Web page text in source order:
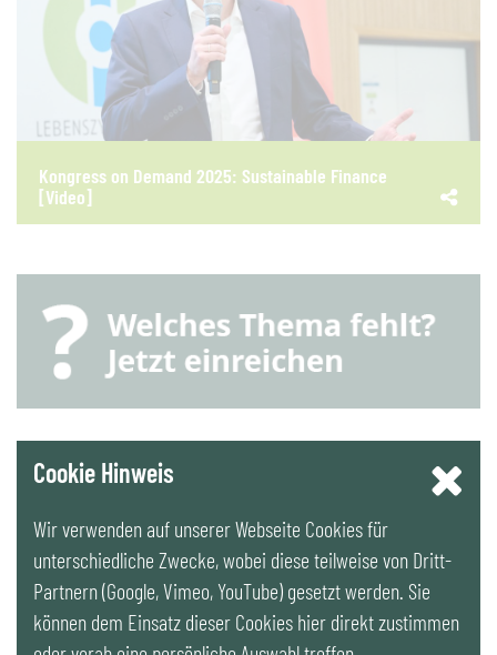
Kongress on Demand 2025: Sustainable Finance
[Video]
YouTube
LinkedIn
Newsletter
Cookie Hinweis
Wir verwenden auf unserer Webseite Cookies für
unterschiedliche Zwecke, wobei diese teilweise von Dritt-
Partnern (Google, Vimeo, YouTube) gesetzt werden. Sie
können dem Einsatz dieser Cookies hier direkt zustimmen